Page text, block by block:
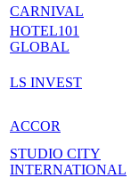
CARNIVAL
HOTEL101
GLOBAL
LS INVEST
ACCOR
STUDIO CITY
INTERNATIONAL